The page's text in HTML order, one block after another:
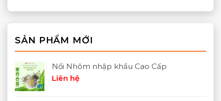
SẢN PHẨM MỚI
Nồi Nhôm nhập khẩu Cao Cấp
Liên hệ